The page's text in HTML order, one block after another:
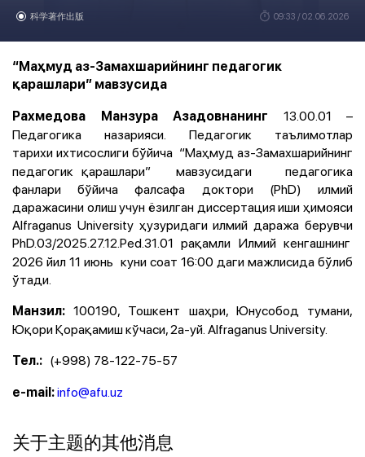
科学著作出版 09:33 / 02.06.2026
“Маҳмуд аз-Замахшарийнинг педагогик
қарашлари” мавзусида
Рахмедова Манзура Азадовнанинг 13.00.01 –
Педагогика назарияси. Педагогик таълимотлар
тарихиихтисослиги бўйича “Маҳмуд аз-Замахшарийнинг
педагогик қарашлари” мавзусидаги педагогика
фанлари бўйича фалсафа доктори (PhD) илмий
даражасини олиш учун ёзилган диссертация иши ҳимояси
Alfraganus University ҳузуридаги илмий даража берувчи
PhD.03/2025.27.12.Ped.31.01 рақамли Илмий кенгашнинг
2026 йил 11 июнь куни соат 16:00 даги мажлисида бўлиб
ўтади.
Манзил: 100190, Тошкент шаҳри, Юнусобод тумани,
Юқори Қорақамиш кўчаси, 2а-уй. Alfraganus University.
Тел.: (+998) 78-122-75-57
е-mail:info@afu.uz
关于主题的其他消息